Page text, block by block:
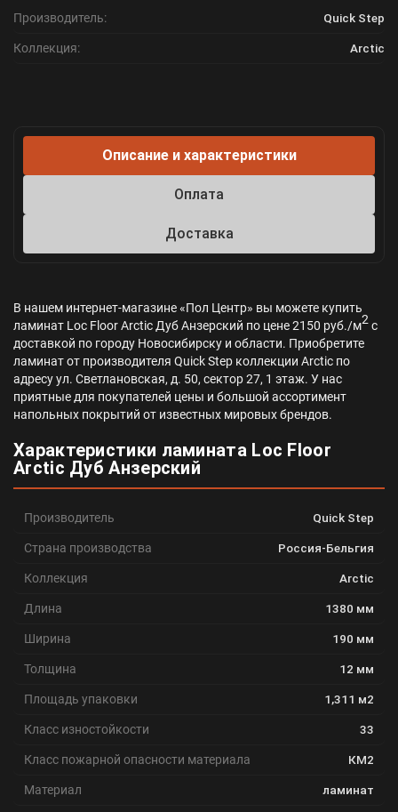
Производитель: Quick Step
Коллекция: Arctic
Описание и характеристики
Оплата
Доставка
В нашем интернет-магазине «Пол Центр» вы можете купить
ламинат Loc Floor Arctic Дуб Анзерский по цене 2150 руб./м2с
доставкой по городу Новосибирску и области. Приобретите
ламинат от производителя Quick Step коллекции Arctic по
адресу ул. Светлановская, д. 50, сектор 27, 1 этаж. У нас
приятные для покупателей цены и большой ассортимент
напольных покрытий от известных мировых брендов.
Характеристики ламината Loc Floor
Arctic Дуб Анзерский
Производитель Quick Step
Страна производства Россия-Бельгия
Коллекция Arctic
Длина 1380 мм
Ширина 190 мм
Толщина 12 мм
Площадь упаковки 1,311 м2
Класс изностойкости 33
Класс пожарной опасности материала КМ2
Материал ламинат